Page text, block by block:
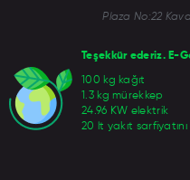
Teşekkür ederiz. E-
100 kg kağıt
1.3 kg mürekkep
24.96 KW elektrik
20 lt yakıt
Plaza No:22